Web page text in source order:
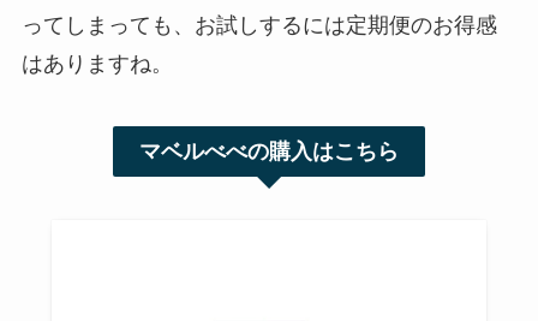
ってしまっても、お試しするには定期便のお得感
はありますね。
マベルべべの購入はこちら